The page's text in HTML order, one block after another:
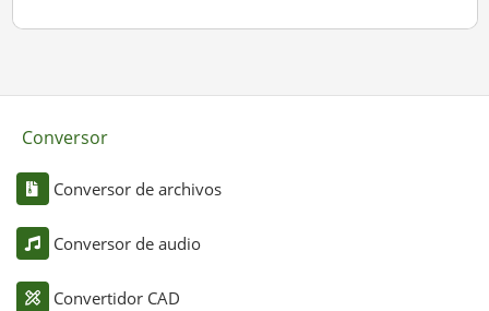
Conversor
Conversor de archivos
Conversor de audio
Convertidor CAD